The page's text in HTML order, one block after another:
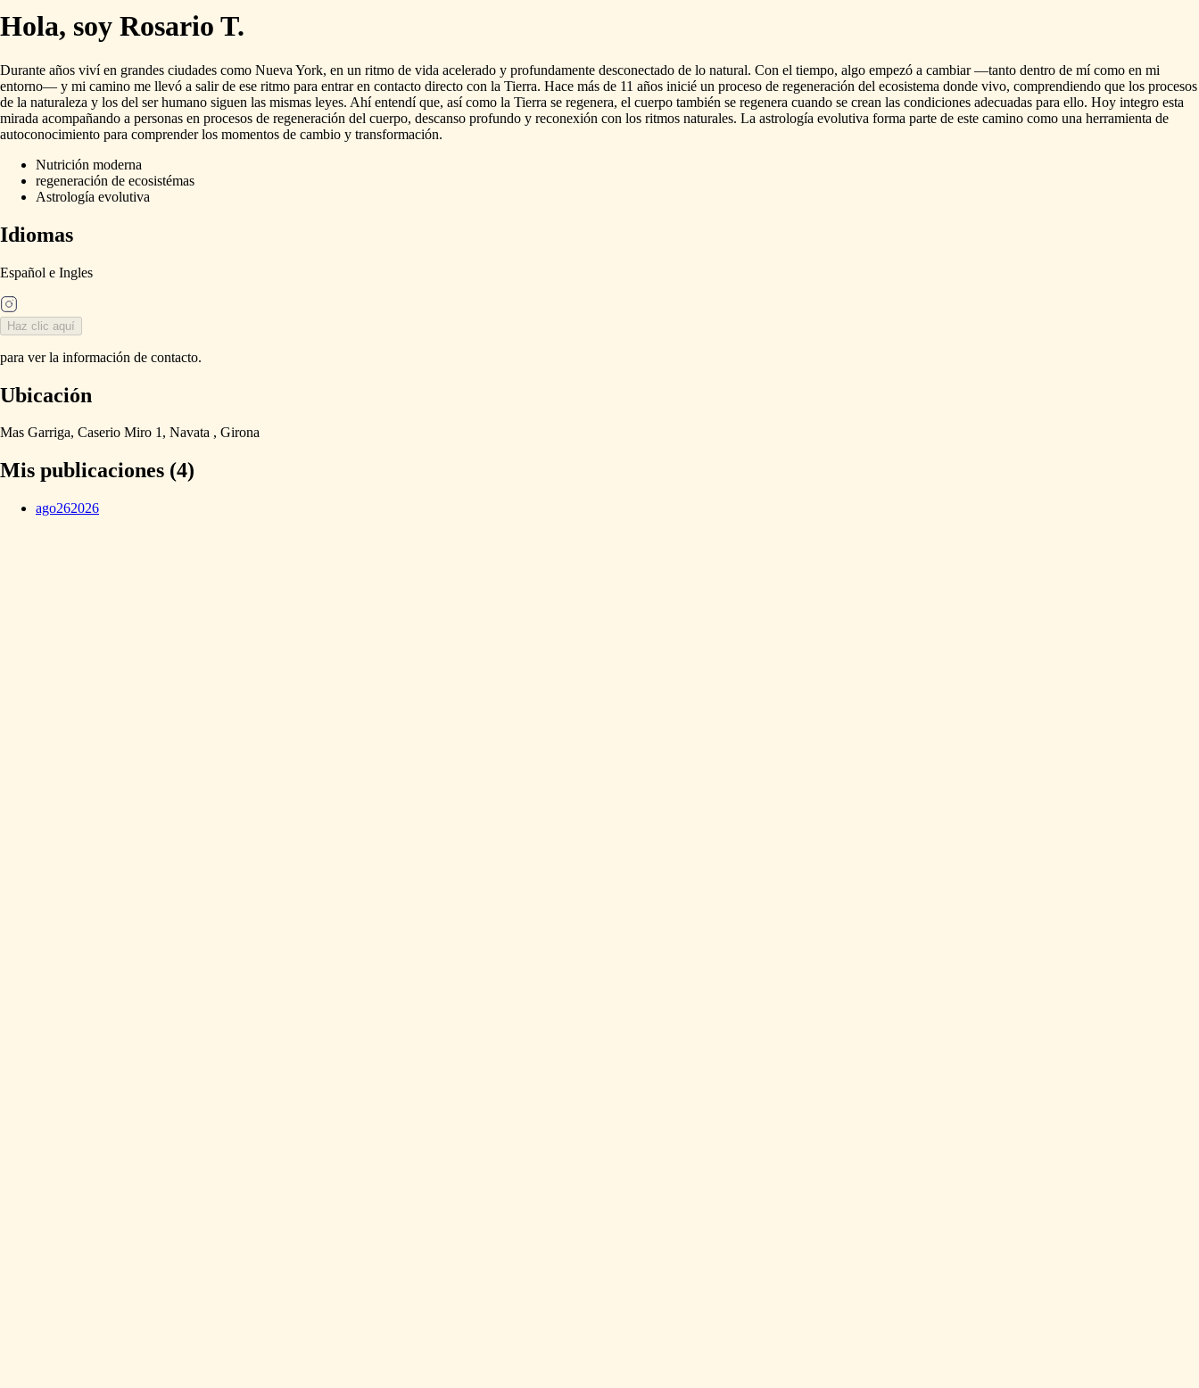
Hola, soy Rosario T.
Durante años viví en grandes ciudades como Nueva York, en un ritmo de vida acelerado y profundamente desconectado de lo natural. Con el tiempo, algo empezó a cambiar —tanto dentro de mí como en mi
entorno— y mi camino me llevó a salir de ese ritmo para entrar en contacto directo con la Tierra. Hace más de 11 años inicié un proceso de regeneración del ecosistema donde vivo, comprendiendo que los procesos
de la naturaleza y los del ser humano siguen las mismas leyes. Ahí entendí que, así como la Tierra se regenera, el cuerpo también se regenera cuando se crean las condiciones adecuadas para ello. Hoy integro esta
mirada acompañando a personas en procesos de regeneración del cuerpo, descanso profundo y reconexión con los ritmos naturales. La astrología evolutiva forma parte de este camino como una herramienta de
autoconocimiento para comprender los momentos de cambio y transformación.
Nutrición moderna
regeneración de ecosistémas
Astrología evolutiva
Idiomas
Español e Ingles
Haz clic aquí
para ver la información de contacto.
Ubicación
Mas Garriga, Caserio Miro 1, Navata , Girona
Mis publicaciones (4)
ago262026